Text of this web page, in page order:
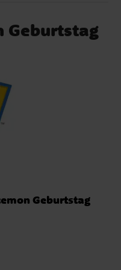
Geburtstag
Geburtstag